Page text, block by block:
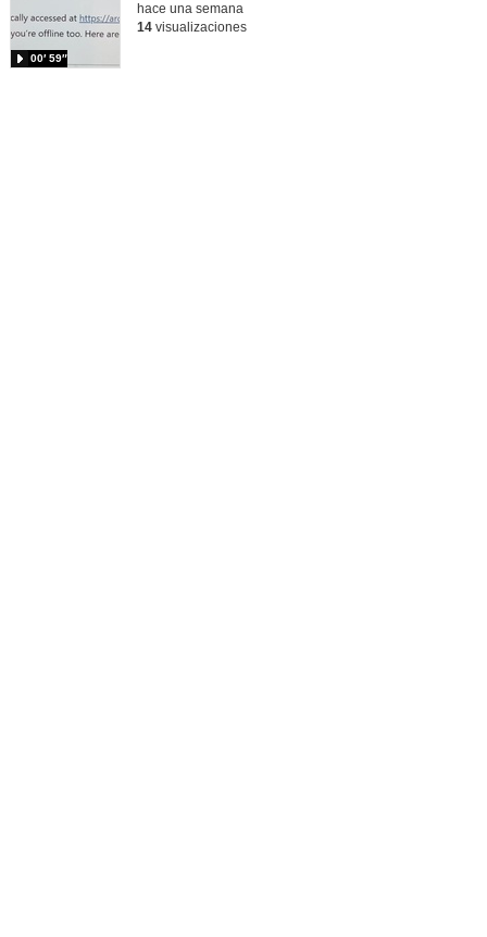
00′ 59″
hace una semana
14visualizaciones